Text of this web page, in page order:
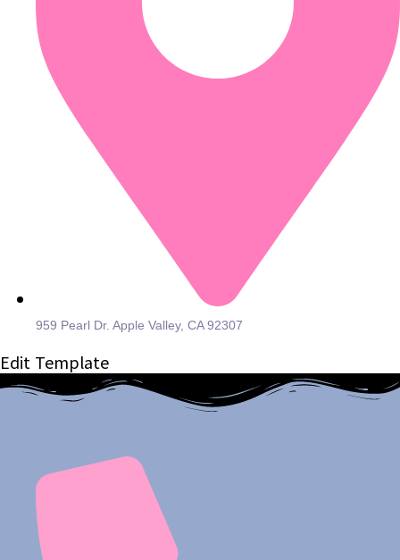
959 Pearl Dr. Apple Valley, CA 92307
Edit Template